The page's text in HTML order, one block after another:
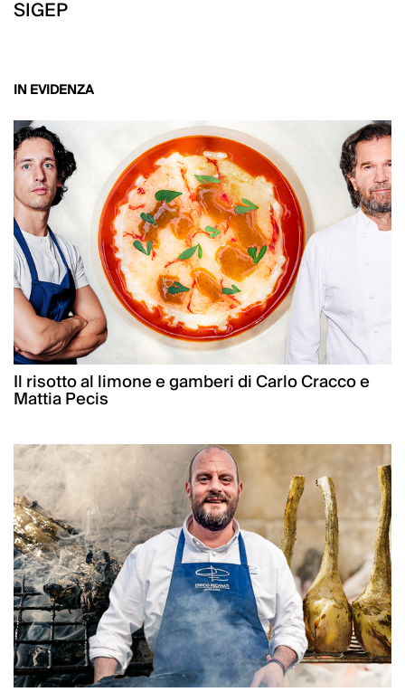
SIGEP
IN EVIDENZA
Il risotto al limone e gamberi di Carlo Cracco e
Mattia Pecis